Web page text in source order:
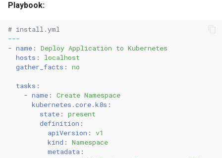
Playbook:
# install.yml
---
- name :
Deploy Application to Kubernetes
hosts :
localhost
gather_facts : no
tasks :
- name :
Create Namespace
kubernetes.core.k8s :
state :
present
definition :
apiVersion :
v1
kind :
Namespace
metadata :